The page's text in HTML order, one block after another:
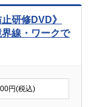
研修DVD》
線・ワークで
円(税込)